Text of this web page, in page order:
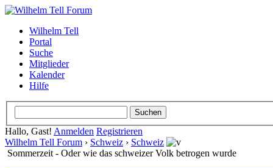
Wilhelm Tell
Portal
Suche
Mitglieder
Kalender
Hilfe
Hallo, Gast! Anmelden Registrieren
Wilhelm Tell Forum › Schweiz › Schweiz
Sommerzeit - Oder wie das schweizer Volk betrogen wurde